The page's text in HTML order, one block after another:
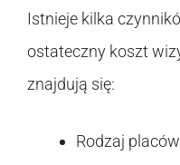
Istnieje kilka
ostateczny koszt
znajdują się:
Rodzaj